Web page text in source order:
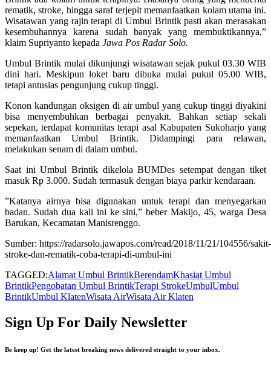
rematik, stroke, hingga saraf terjepit memanfaatkan kolam utama ini.
Wisatawan yang rajin terapi di Umbul Brintik pasti akan merasakan
kesembuhannya karena sudah banyak yang membuktikannya,”
klaim Supriyanto kepada Jawa Pos Radar Solo.
Umbul Brintik mulai dikunjungi wisatawan sejak pukul 03.30 WIB
dini hari. Meskipun loket baru dibuka mulai pukul 05.00 WIB,
tetapi antusias pengunjung cukup tinggi.
Konon kandungan oksigen di air umbul yang cukup tinggi diyakini
bisa menyembuhkan berbagai penyakit. Bahkan setiap sekali
sepekan, terdapat komunitas terapi asal Kabupaten Sukoharjo yang
memanfaatkan Umbul Brintik. Didampingi para relawan,
melakukan senam di dalam umbul.
Saat ini Umbul Brintik dikelola BUMDes setempat dengan tiket
masuk Rp 3.000. Sudah termasuk dengan biaya parkir kendaraan.
”Katanya airnya bisa digunakan untuk terapi dan menyegarkan
badan. Sudah dua kali ini ke sini,” beber Makijo, 45, warga Desa
Barukan, Kecamatan Manisrenggo.
Sumber: https://radarsolo.jawapos.com/read/2018/11/21/104556/sakit-
stroke-dan-rematik-coba-terapi-di-umbul-ini
TAGGED:Alamat Umbul BrintikBerendamKhasiat Umbul
BrintikPengobatan Umbul BrintikTerapi StrokeUmbulUmbul
BrintikUmbul KlatenWisata AirWisata Air Klaten
Sign Up For Daily Newsletter
Be keep up! Get the latest breaking news delivered straight to your inbox.